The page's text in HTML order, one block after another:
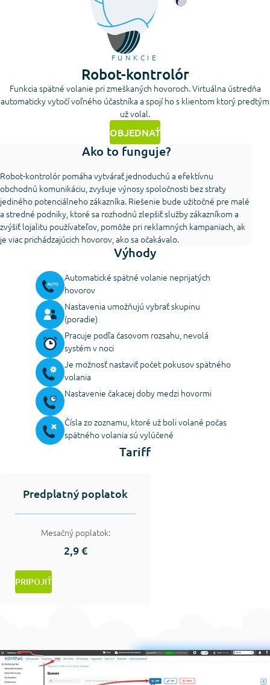
FUNKCIE
Robot-kontrolór
Funkcia spätné volanie pri zmeškaných hovoroch. Virtuálna ústredňa
automaticky vytočí voľného účastníka a spojí ho s klientom ktorý predtým
už volal.
OBJEDNAŤ
Ako to funguje?
Robot-kontrolór pomáha vytvárať jednoduchú a efektívnu
obchodnú komunikáciu, zvyšuje výnosy spoločnosti bez straty
jediného potenciálneho zákazníka. Riešenie bude užitočné pre malé
a stredné podniky, ktoré sa rozhodnú zlepšiť služby zákazníkom a
zvýšiť lojalitu používateľov, pomôže pri reklamných kampaniach, ak
je viac prichádzajúcich hovorov, ako sa očakávalo.
Výhody
Automatické spätné volanie neprijatých
hovorov
Nastavenia umožňujú vybrať skupinu
(poradie)
Pracuje podľa časovom rozsahu, nevolá
systém v noci
Je možnosť nastaviť počet pokusov spätného
volania
Nastavenie čakacej doby medzi hovormi
Čísla zo zoznamu, ktoré už boli volané počas
spätného volania sú vylúčené
Tariff
Predplatný poplatok
Mesačný poplatok:
2,9 €
PRIPOJIŤ